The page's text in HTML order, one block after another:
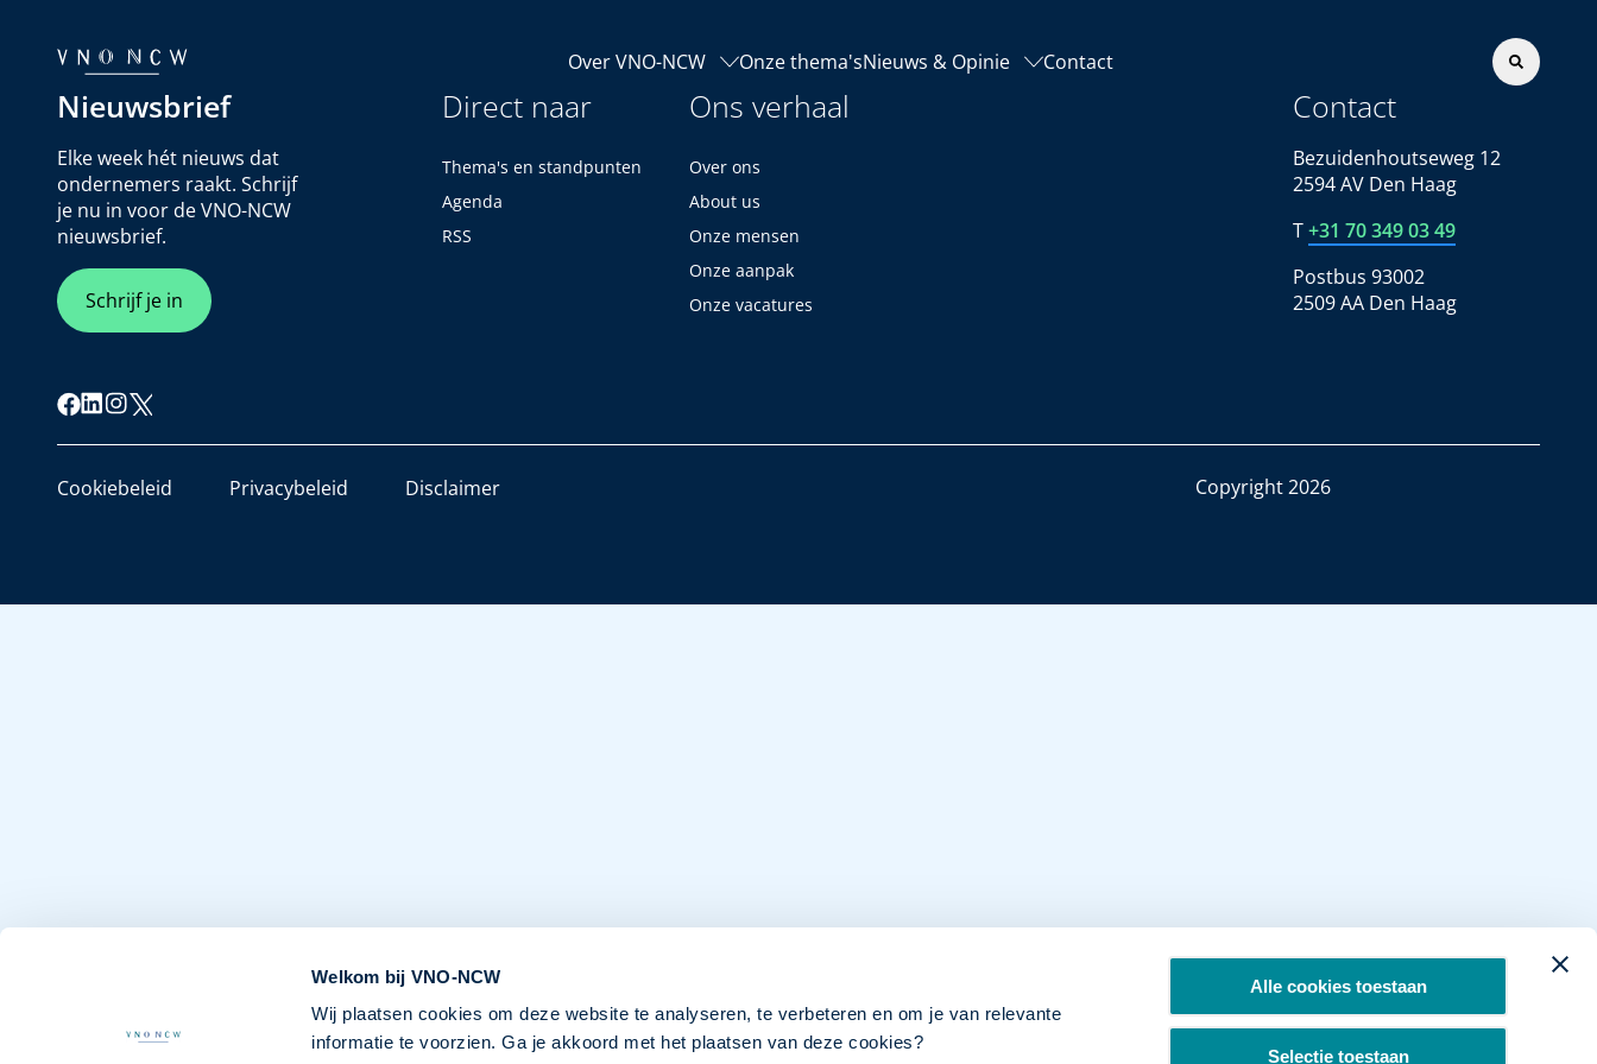
Welkom bij VNO-NCW
Wij plaatsen cookies om deze website te analyseren, te verbeteren en om je van relevante
informatie te voorzien. Ga je akkoord met het plaatsen van deze cookies?
Alle cookies toestaan
Selectie toestaan
Over VNO-NCW Onze thema'sNieuws & Opinie Contact
Nieuwsbrief
Elke week hét nieuws dat
ondernemers raakt. Schrijf
je nu in voor de VNO-NCW
nieuwsbrief.
Schrijf je in
Direct naar
Thema's en standpunten
Agenda
RSS
Ons verhaal
Over ons
About us
Onze mensen
Onze aanpak
Onze vacatures
Contact
Bezuidenhoutseweg 12
2594 AV Den Haag
T+31 70 349 03 49
Postbus 93002
2509 AA Den Haag
Cookiebeleid Privacybeleid Disclaimer Copyright 2026